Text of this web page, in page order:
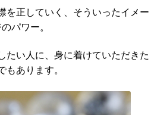
を正していく、そういったイメー
パワー。
たい人に、身に着けていただきた
もあります。